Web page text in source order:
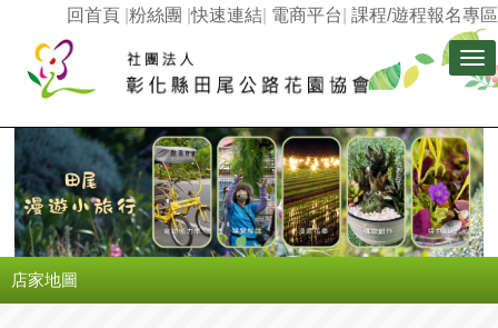
課程/遊程報名專區
電商平台
快速連結
粉絲團 |
回首頁
店家地圖